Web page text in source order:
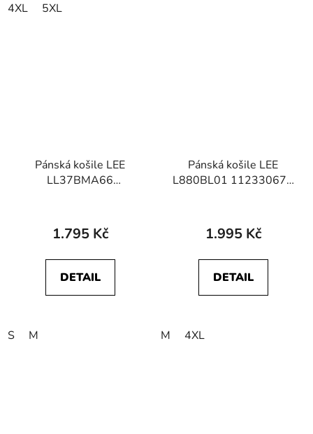
4XL 5XL
Pánská košile LEE
LL37BMA66
1.795 Kč
DETAIL
S M
Pánská košile LEE
L880BL01 112330674
1.995 Kč
DETAIL
M 4XL